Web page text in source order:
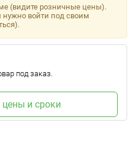
(видите розничные цены).
нужно войти под своим
под заказ.
и сроки